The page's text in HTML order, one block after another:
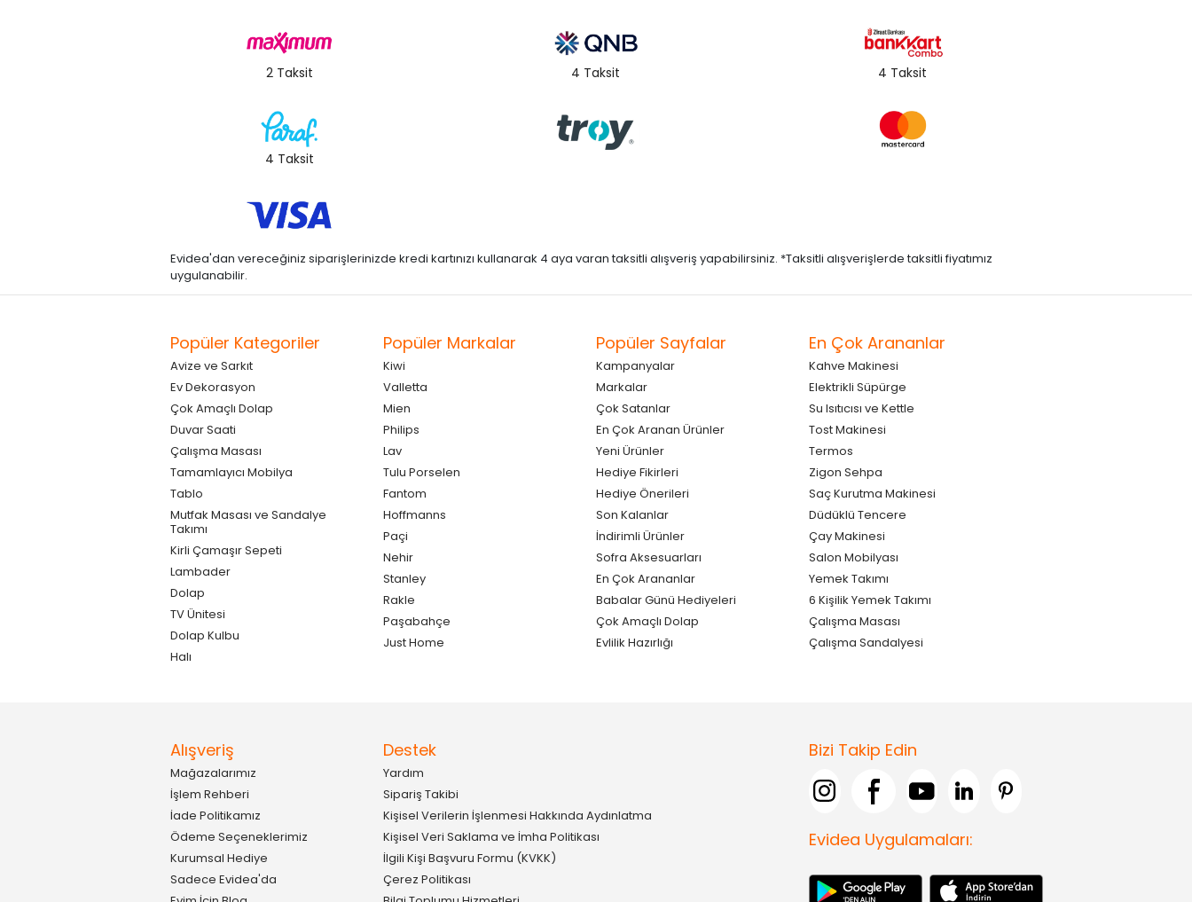
2 Taksit 4 Taksit 4 Taksit
4 Taksit
Evidea'dan vereceğiniz siparişlerinizde kredi kartınızı kullanarak 4 aya varan taksitli alışveriş yapabilirsiniz. *Taksitli alışverişlerde taksitli fiyatımız
uygulanabilir.
Popüler Kategoriler
Avize ve Sarkıt
Ev Dekorasyon
Çok Amaçlı Dolap
Duvar Saati
Çalışma Masası
Tamamlayıcı Mobilya
Tablo
Mutfak Masası ve Sandalye
Takımı
Kirli Çamaşır Sepeti
Lambader
Dolap
TV Ünitesi
Dolap Kulbu
Halı
Popüler Markalar
Kiwi
Valletta
Mien
Philips
Lav
Tulu Porselen
Fantom
Hoffmanns
Paçi
Nehir
Stanley
Rakle
Paşabahçe
Just Home
Popüler Sayfalar
Kampanyalar
Markalar
Çok Satanlar
En Çok Aranan Ürünler
Yeni Ürünler
Hediye Fikirleri
Hediye Önerileri
Son Kalanlar
İndirimli Ürünler
Sofra Aksesuarları
En Çok Arananlar
Babalar Günü Hediyeleri
Çok Amaçlı Dolap
Evlilik Hazırlığı
En Çok Arananlar
Kahve Makinesi
Elektrikli Süpürge
Su Isıtıcısı ve Kettle
Tost Makinesi
Termos
Zigon Sehpa
Saç Kurutma Makinesi
Düdüklü Tencere
Çay Makinesi
Salon Mobilyası
Yemek Takımı
6 Kişilik Yemek Takımı
Çalışma Masası
Çalışma Sandalyesi
Alışveriş
Mağazalarımız
İşlem Rehberi
İade Politikamız
Ödeme Seçeneklerimiz
Kurumsal Hediye
Sadece Evidea'da
Destek
Yardım
Sipariş Takibi
Kişisel Verilerin İşlenmesi Hakkında Aydınlatma
Kişisel Veri Saklama ve İmha Politikası
İlgili Kişi Başvuru Formu (KVKK)
Çerez Politikası
Bizi Takip Edin
Evidea Uygulamaları: